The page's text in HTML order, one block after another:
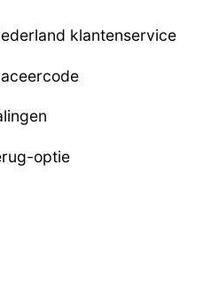
klantenservice
optie